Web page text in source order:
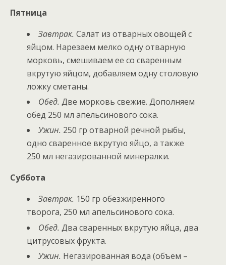
Пятница
Завтрак. Салат из отварных овощей с
яйцом. Нарезаем мелко одну отварную
морковь, смешиваем ее со сваренным
вкрутую яйцом, добавляем одну столовую
ложку сметаны.
Обед. Две морковь свежие. Дополняем
обед 250 мл апельсинового сока.
Ужин. 250 гр отварной речной рыбы,
одно сваренное вкрутую яйцо, а также
250 мл негазированной минералки.
Суббота
Завтрак. 150 гр обезжиренного
творога, 250 мл апельсинового сока.
Обед. Два сваренных вкрутую яйца, два
цитрусовых фрукта.
Ужин. Негазированная вода (объем –